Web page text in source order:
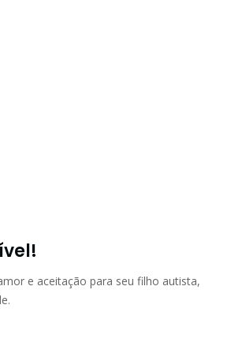
e aceitação para seu filho autista,